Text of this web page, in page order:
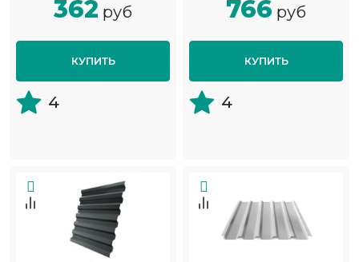
362 руб
КУПИТЬ
4
766 руб
КУПИТЬ
4